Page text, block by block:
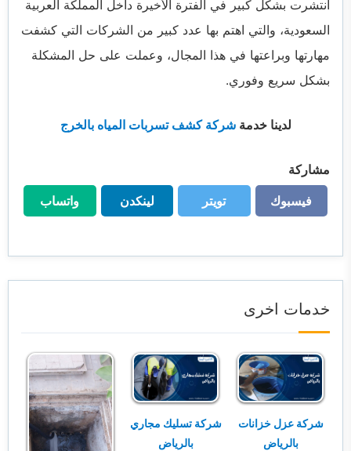
انتشرت بشكل كبير في الفترة الأخيرة داخل المملكة العربية
السعودية، والتي اهتم بها عدد كبير من الشركات التي كشفت
مهارتها وبراعتها في هذا المجال، وعملت على حل المشكلة
بشكل سريع وفوري.
لدينا خدمةشركة كشف تسربات المياه بالخرج
مشاركة
فيسبوك
فيسبوك
تويتر
تويتر
لينكدن
لينكدن
واتساب
واتساب
خدمات اخرى
شركة عزل خزانات
بالرياض
شركة تسليك مجاري
بالرياض